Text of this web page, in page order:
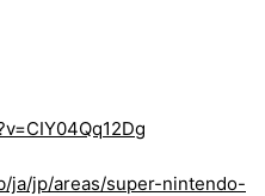
ja/jp/areas/super-nintendo-